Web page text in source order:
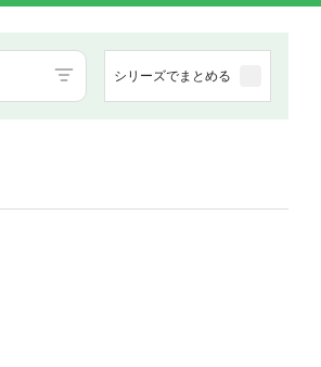
シリーズでまとめる